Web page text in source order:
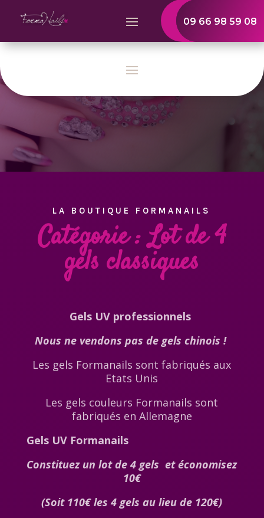
09 66 98 59 08
LA BOUTIQUE FORMANAILS
Catégorie : Lot de 4
gels classiques
Gels UV professionnels
Nous ne vendons pas de gels chinois !
Les gels Formanails sont fabriqués aux
Etats Unis
Les gels couleurs Formanails sont
fabriqués en Allemagne
Gels UV Formanails
Constituez un lot de 4 gels et économisez
10€
(Soit 110€ les 4 gels au lieu de 120€)